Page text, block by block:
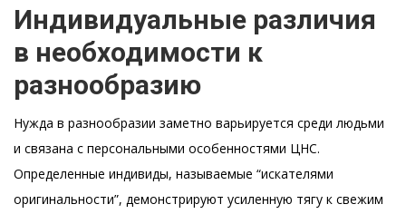
Индивидуальные различия
в необходимости к
разнообразию
Нужда в разнообразии заметно варьируется среди людьми
и связана с персональными особенностями ЦНС.
Определенные индивиды, называемые “искателями
оригинальности”, демонстрируют усиленную тягу к свежим